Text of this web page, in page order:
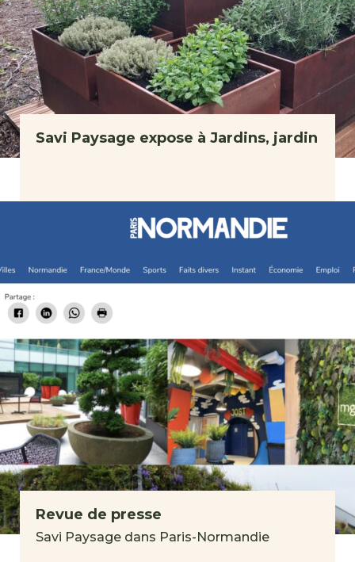
Savi Paysage expose à Jardins, jardin
Revue de presse
Savi Paysage dans Paris-Normandie